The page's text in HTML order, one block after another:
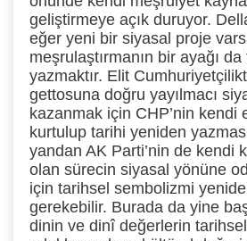
geliştirmeye açık duruyor.
eğer yeni bir siyasal proje
meşrulaştırmanın bir ayağı
yazmaktır. Elit
gettosuna doğru yayılmacı
kazanmak için CHP’nin kendi
kurtulup tarihi yeniden
yandan AK Parti’nin de kendi
olan sürecin siyasal yönüne
için tarihsel sembolizmi
gerekebilir. Burada da yine
dinin ve dinî değerlerin